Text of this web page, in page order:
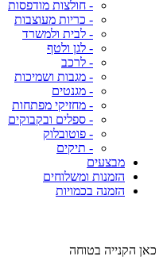
- חולצות מודפסות
- כריות מעוצבות
- לבית ולמשרד
- לגן ולטף
- לרכב
- מגבות ושמיכות
- מגנטים
- מחזיקי מפתחות
- ספלים ובקבוקים
- פוטובלוק
- תיקים
מבצעים
הזמנות ומשלוחים
הזמנה בכמויות
כאן הקנייה בטוחה